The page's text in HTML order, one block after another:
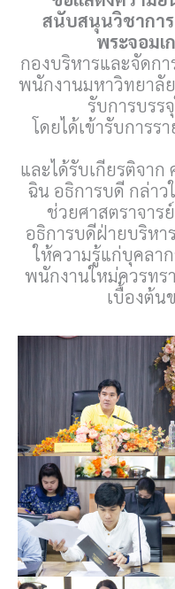
สนับสนุนวิชากา
พระจอมเ
กองบริหารและจัดก
พนักงานมหาวิทยาลั
รับการบรร
โดยได้เข้ารับการ
และได้รับเกียรติจาก
ฉิน อธิการบดี กล่า
ช่วยศาสตราจาร
อธิการบดีฝ่ายบริหา
ให้ความรู้แก่บุคลา
พนักงานใหม่ควรทร
เบื้องต้น